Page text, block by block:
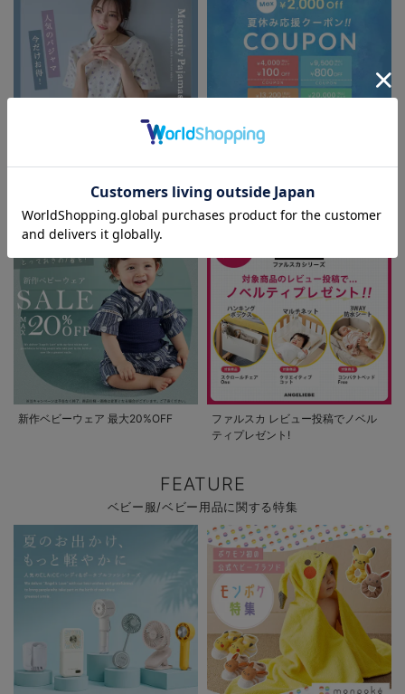
お気に入り商品を確認する
OFF
新作ベビーウェア 最大20%OFF
ファルスカ レビュー投稿でノベル
ティプレゼント!
FEATURE
ベビー服/ベビー用品に関する特集